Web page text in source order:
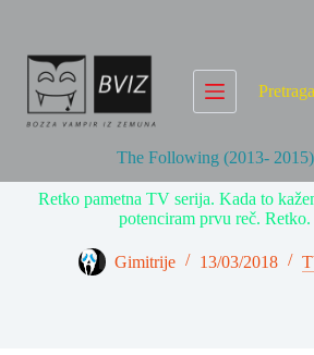
Pretraga
The Following (2013- 2015)
Retko pametna TV serija. Kada to
potenciram prvu reč. Retko.
Gimitrije 13/03/2018